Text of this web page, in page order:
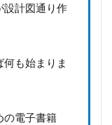
設計図通り作
も始まりま
の電子書籍